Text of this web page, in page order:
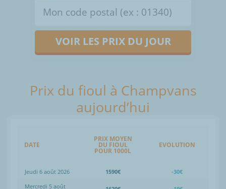
VOIR LES PRIX DU JOUR
Prix du fioul à Champvans
aujourd’hui
DATE
PRIX MOYEN
DU FIOUL
POUR 1000L
EVOLUTION
Jeudi 6 août 2026 1590€
-30€
Mercredi 5 août